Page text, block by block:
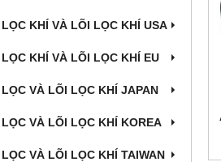
KHÍ VÀ LÕI LỌC KHÍ USA
KHÍ VÀ LÕI LỌC KHÍ EU
LỌC VÀ LÕI LỌC KHÍ JAPAN
LỌC VÀ LÕI LỌC KHÍ KOREA
VÀ LÕI LỌC KHÍ TAIWAN